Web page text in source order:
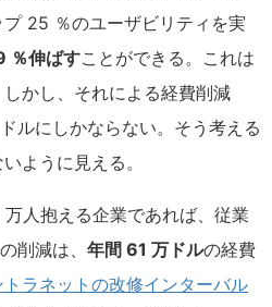
プ 25 ％のユーザビリティを実
％伸ばすことができる。これは
かし、それによる経費削減
ルにしかならない。そう考える
ように見える。
人抱える企業であれば、従業
削減は、 年間 61 万ドルの経費
トラネットの改修インターバル